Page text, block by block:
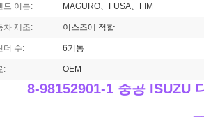
드 이름: MAGURO、FUSA、FIM
차 제조: 이스즈에 적합
더 수: 6기통
: OEM
8-98152901-1 중공 ISUZU